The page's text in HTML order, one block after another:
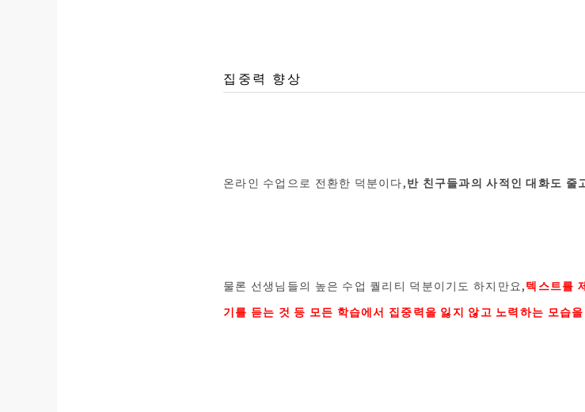
집중력 향상
온라인 수업으로 전환한 덕분이다,반 친구들과의 사적인 대화도
물론 선생님들의 높은 수업 퀄리티 덕분이기도 하지만요,텍스트를
기를 듣는 것 등 모든 학습에서 집중력을 잃지 않고 노력하는 모습